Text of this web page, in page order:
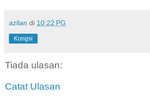
azilan di 10:22 PG
Kongsi
Tiada ulasan:
Catat Ulasan